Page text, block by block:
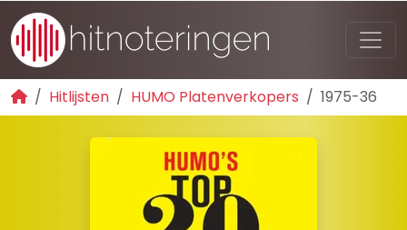
Hitlijsten HUMO Platenverkopers 1975-36